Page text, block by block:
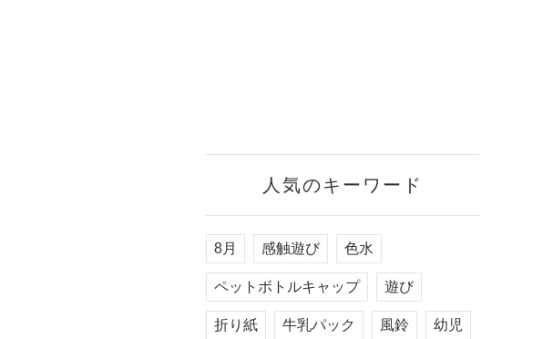
人気のキーワード
8月 感触遊び 色水
ペットボトルキャップ 遊び
折り紙 牛乳パック 風鈴 幼児